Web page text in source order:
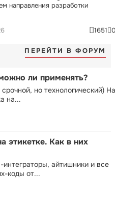
направления разработки
1651
ПЕРЕЙТИ В ФОРУМ
ли применять?
но технологический) На
на...
этикетке. Как в них
айтишники и все
коды от...